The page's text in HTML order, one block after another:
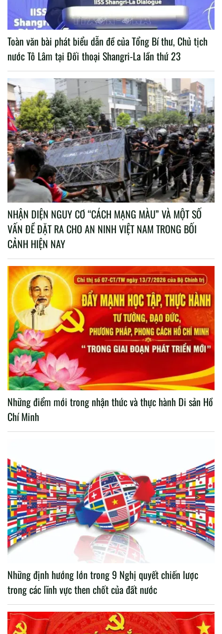
Toàn văn bài phát biểu dẫn đề của Tổng Bí thư, Chủ tịch
nước Tô Lâm tại Đối thoại Shangri-La lần thứ 23
NHẬN DIỆN NGUY CƠ “CÁCH MẠNG MÀU” VÀ MỘT SỐ
VẤN ĐỀ ĐẶT RA CHO AN NINH VIỆT NAM TRONG BỐI
CẢNH HIỆN NAY
Những điểm mới trong nhận thức và thực hành Di sản Hồ
Chí Minh
Những định hướng lớn trong 9 Nghị quyết chiến lược
trong các lĩnh vực then chốt của đất nước